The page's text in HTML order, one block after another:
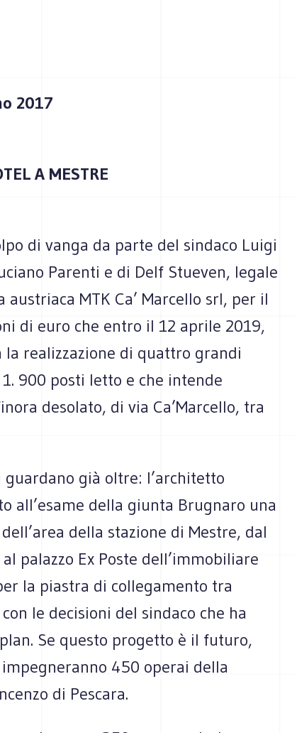
2017
A MESTRE
di vanga da parte del sindaco Luigi
Parenti e di Delf Stueven, legale
MTK Ca’ Marcello srl, per il
di euro che entro il 12 aprile 2019,
realizzazione di quattro grandi
900 posti letto e che intende
desolato, di via Ca’Marcello, tra
già oltre: l’architetto
all’esame della giunta Brugnaro una
della stazione di Mestre, dal
palazzo Ex Poste dell’immobiliare
la piastra di collegamento tra
le decisioni del sindaco che ha
Se questo progetto è il futuro,
450 operai della
di Pescara.